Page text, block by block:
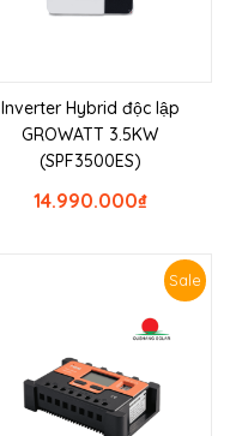
Inverter Hybrid độc lập
GROWATT 3.5KW
(SPF3500ES)
₫
14.990.000
Sale